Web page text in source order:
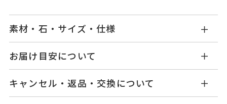
素材・石・サイズ・仕様
品番
SF2502D202WDM5Y
素材
Pt950 / K18イエローゴールド
石
ダイヤモンド0.40ct
お届け目安について
せ。
ご注文およびご入金確認後、以下の日程にて発送
キャンセル・返品・交換について